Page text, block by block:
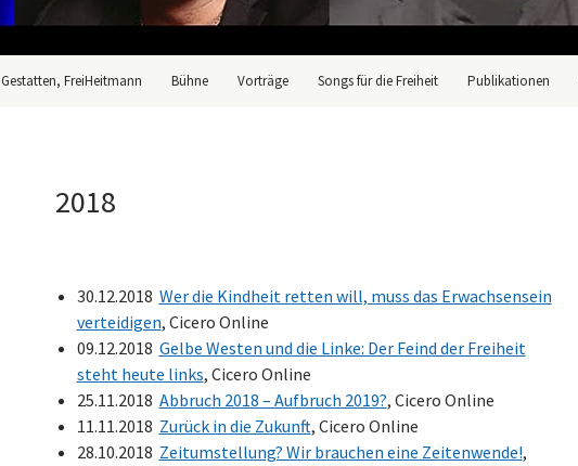
Gestatten, FreiHeitmann
Bühne Vorträge Songs für die Freiheit Publikationen
2018
30.12.2018 Wer die Kindheit retten will, muss das Erwachsensein
verteidigen, Cicero Online
09.12.2018 Gelbe Westen und die Linke: Der Feind der Freiheit
steht heute links, Cicero Online
25.11.2018 Abbruch 2018 – Aufbruch 2019?, Cicero Online
11.11.2018 Zurück in die Zukunft, Cicero Online
28.10.2018 Zeitumstellung? Wir brauchen eine Zeitenwende!,